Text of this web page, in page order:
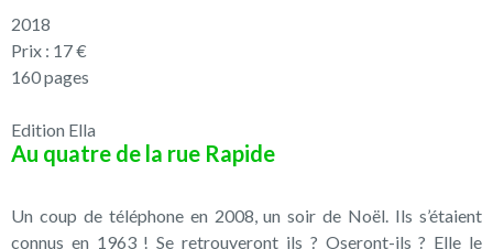
2018
Prix : 17 €
160 pages
Edition Ella
Au quatre de la rue Rapide
Un coup de téléphone en 2008, un soir de Noël. Ils s’étaient
connus en 1963 ! Se retrouveront ils ? Oseront-ils ? Elle le